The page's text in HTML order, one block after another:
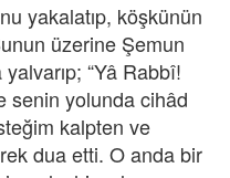
yakalatıp, köşkünün
üzerine Şemun
“Yâ Rabbî!
senin yolunda cihâd
kalpten ve
dua etti. O anda bir